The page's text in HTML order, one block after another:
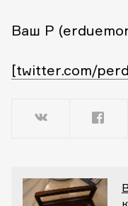
Ваш P
[twitter.com/